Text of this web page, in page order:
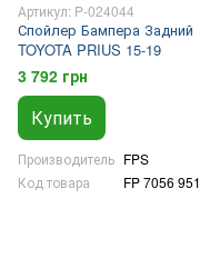
Артикул: P-024044
Спойлер Бампера Задний
TOYOTA PRIUS 15-19
3 792 грн
Купить
Производитель FPS
Код товара
FP 7056 951